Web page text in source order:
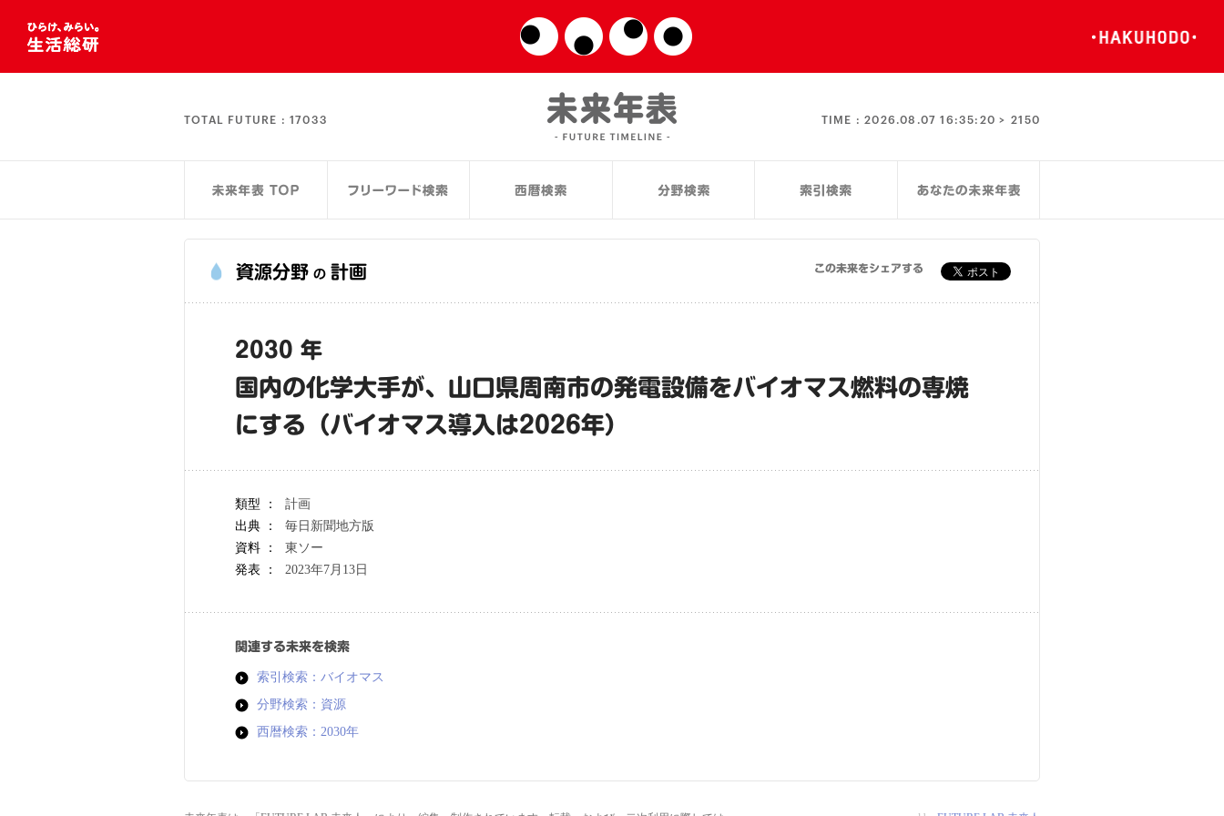
TOTAL FUTURE : 17033 TIME :2026.08.07 16:35:20 > 2150
資源分野 の 計画 この未来をシェアする
2030 年
国内の化学大手が、山口県周南市の発電設備をバイオマス燃料の専焼
にする（バイオマス導入は2026年）
類型 ：
計画
出典 ：
毎日新聞地方版
資料 ：
東ソー
発表 ：
2023年7月13日
関連する未来を検索
索引検索：バイオマス
分野検索：資源
西暦検索：2030年